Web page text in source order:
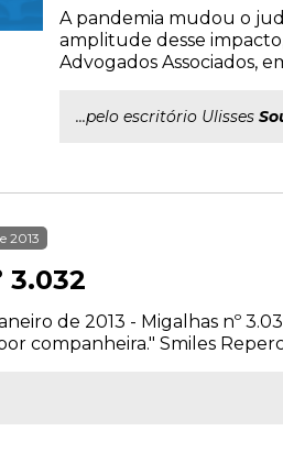
A pandemia mudou o
amplitude desse
Advogados Associados,
...pelo escritório Ulisses
2013
3.032
de 2013 - Migalhas nº
companheira." Smiles